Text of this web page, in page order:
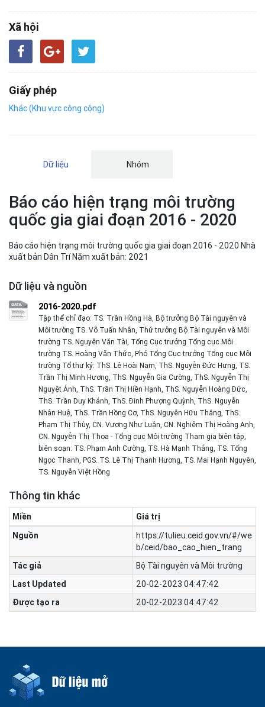
Xã hội
Giấy phép
Khác (Khu vực công cộng)
Dữ liệu Nhóm
Báo cáo hiện trạng môi trường
quốc gia giai đoạn 2016 - 2020
Báo cáo hiện trạng môi trường quốc gia giai đoạn 2016 - 2020 Nhà
xuất bản Dân Trí Năm xuất bản: 2021
Dữ liệu và nguồn
2016-2020.pdf
Tập thể chỉ đạo: TS. Trần Hồng Hà, Bộ trưởng Bộ Tài nguyên và
Môi trường TS. Võ Tuấn Nhân, Thứ trưởng Bộ Tài nguyên và Môi
trường TS. Nguyễn Văn Tài, Tổng Cục trưởng Tổng cục Môi
trường TS. Hoàng Văn Thức, Phó Tổng Cục trưởng Tổng cục Môi
trường Tổ thư ký: ThS. Lê Hoài Nam, ThS. Nguyễn Đức Hưng, TS.
Trần Thị Minh Hương, ThS. Nguyễn Gia Cường, ThS. Nguyễn Thị
Nguyệt Ánh, ThS. Trần Thị Hiền Hạnh, ThS. Nguyễn Hoàng Đức,
ThS. Trần Duy Khánh, ThS. Đinh Phượng Quỳnh, ThS. Nguyễn
Nhân Huệ, ThS. Trần Hồng Cơ, ThS. Nguyễn Hữu Thắng, ThS.
Phạm Thị Thùy, CN. Vương Như Luận, CN. Nghiêm Thị Hoàng Anh,
CN. Nguyễn Thị Thoa - Tổng cục Môi trường Tham gia biên tập,
biên soạn: TS. Phạm Anh Cường, TS. Hà Mạnh Thắng, TS. Tống
Ngọc Thanh, PGS. TS. Lê Thị Thanh Hương, TS. Mai Hạnh Nguyên,
TS. Nguyễn Việt Hồng
Thông tin khác
Miền
Giá trị
Nguồn
https://tulieu.ceid.gov.vn/#/we
b/ceid/bao_cao_hien_trang
Tác giả
Bộ Tài nguyên và Môi trường
Last Updated
20-02-2023 04:47:42
Được tạo ra
20-02-2023 04:47:42